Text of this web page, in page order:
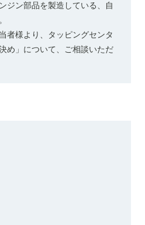
ジン部品を製造している、自
者様より、タッピングセンタ
め」について、ご相談いただ